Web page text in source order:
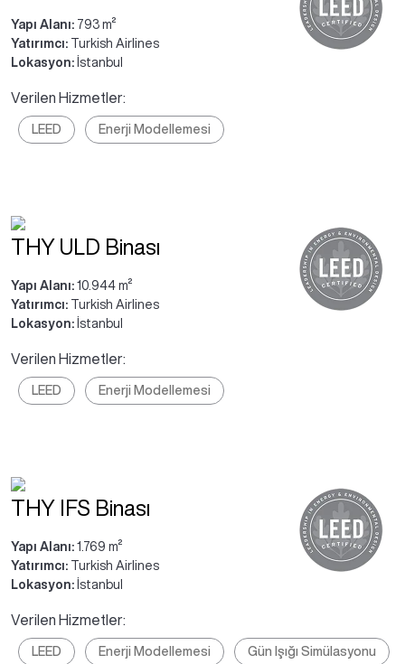
Yapı Alanı: 793 m²
Yatırımcı: Turkish Airlines
Lokasyon: İstanbul
Verilen Hizmetler:
LEED Enerji Modellemesi
THY ULD Binası
Yapı Alanı: 10.944 m²
Yatırımcı: Turkish Airlines
Lokasyon: İstanbul
Verilen Hizmetler:
LEED Enerji Modellemesi
THY IFS Binası
Yapı Alanı: 1.769 m²
Yatırımcı: Turkish Airlines
Lokasyon: İstanbul
Verilen Hizmetler:
LEED Enerji Modellemesi Gün Işığı Simülasyonu